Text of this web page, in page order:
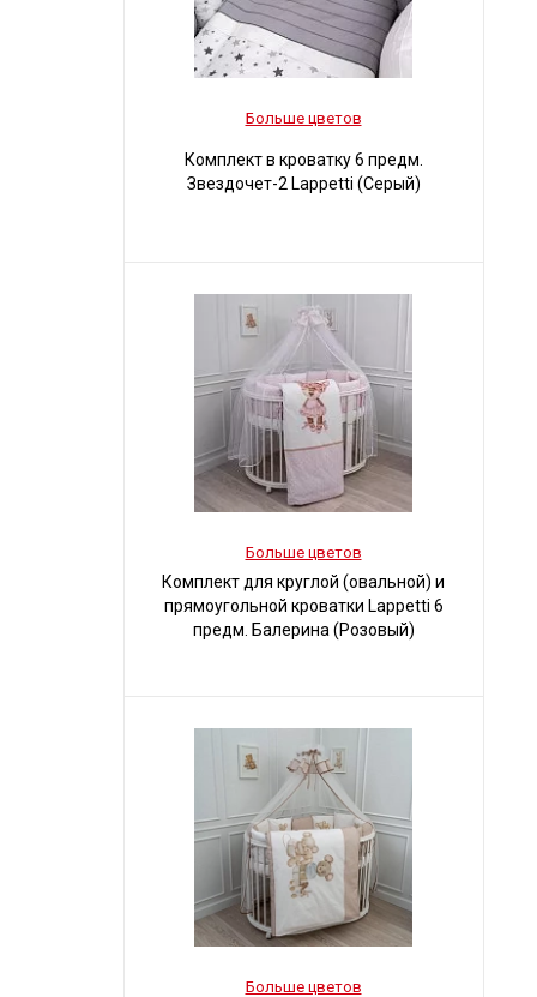
Больше цветов
Комплект в кроватку 6 предм.
Звездочет-2 Lappetti (Серый)
Больше цветов
Комплект для круглой (овальной) и
прямоугольной кроватки Lappetti 6
предм. Балерина (Розовый)
Больше цветов